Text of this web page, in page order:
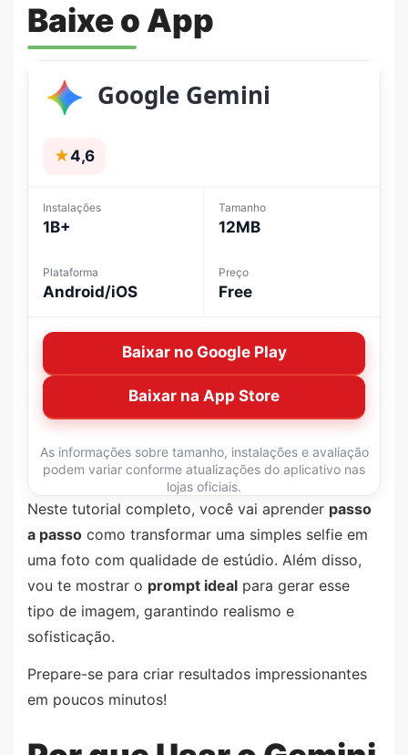
Baixe o App
Google Gemini
★4,6
Instalações
1B+
Tamanho
12MB
Plataforma
Android/iOS
Preço
Free
Baixar no Google Play
Baixar na App Store
As informações sobre tamanho, instalações e avaliação
podem variar conforme atualizações do aplicativo nas
lojas oficiais.
Neste tutorial completo, você vai aprender passo
a passo como transformar uma simples selfie em
uma foto com qualidade de estúdio. Além disso,
vou te mostrar o prompt ideal para gerar esse
tipo de imagem, garantindo realismo e
sofisticação.
Prepare-se para criar resultados impressionantes
em poucos minutos!